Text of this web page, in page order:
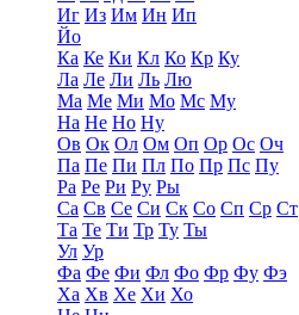
Иг Из Им Ин Ип
Йо
Ка Ке Ки Кл Ко Кр Ку
Ла Ле Ли Ль Лю
Ма Ме Ми Мо Мс Му
На Не Но Ну
Ов Ок Ол Ом Оп Ор Ос Оч
Па Пе Пи Пл По Пр Пс Пу
Ра Ре Ри Ру Ры
Са Св Се Си Ск Со Сп Ср Ст
Та Те Ти Тр Ту Ты
Ул Ур
Фа Фе Фи Фл Фо Фр Фу Фэ
Ха Хв Хе Хи Хо